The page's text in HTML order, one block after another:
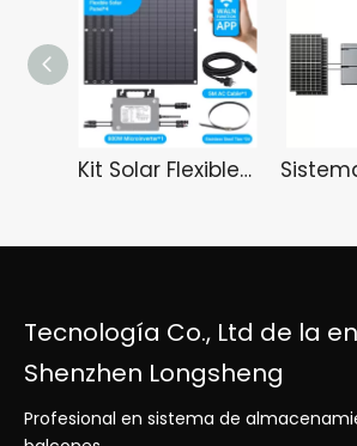
Kit Solar Flexible LIONSHEE 800W Con 4 Paneles Solares De 200W Y Microinversor
Tecnología Co., Ltd de la
Shenzhen Longsheng
Profesional en sistema de